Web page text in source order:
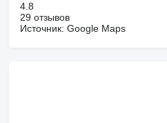
4.8
29 отзывов
Источник: Google Maps